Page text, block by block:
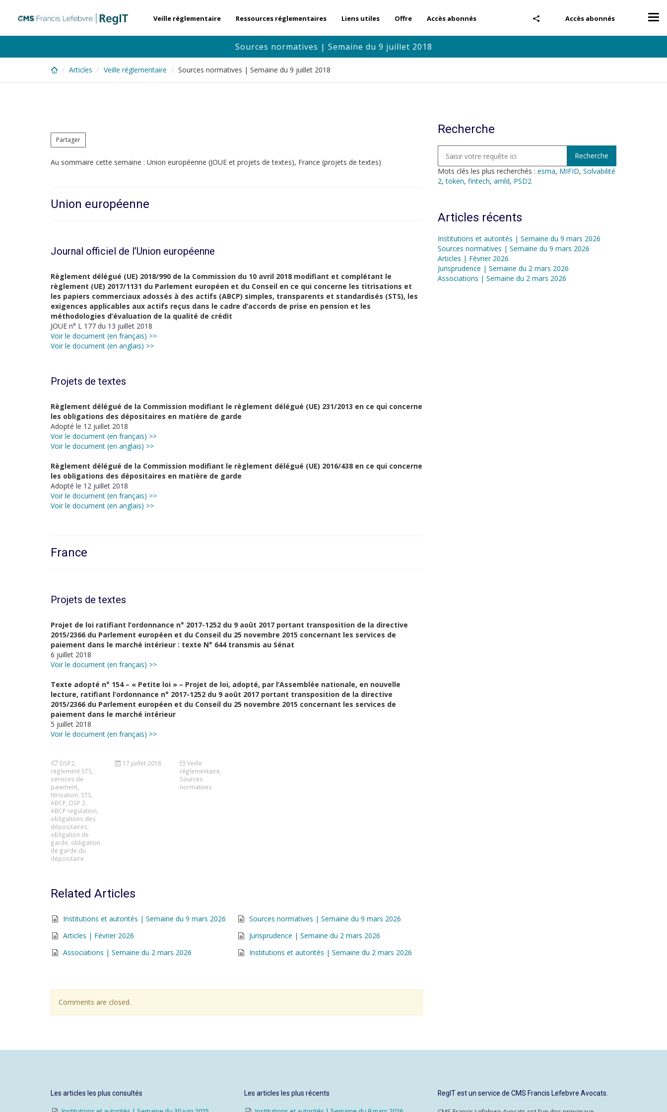
content
Accès abonnés
Veille réglementaire Ressources réglementaires Liens utiles Offre Accès abonnés
Sources normatives | Semaine du 9 juillet 2018
Articles Veille réglementaire Sources normatives | Semaine du 9 juillet 2018
Partager
Au sommaire cette semaine : Union européenne (JOUE et projets de textes), France (projets de textes)
Union européenne
Journal officiel de l’Union européenne
Règlement délégué (UE) 2018/990 de la Commission du 10 avril 2018 modifiant et complétant le
règlement (UE) 2017/1131 du Parlement européen et du Conseil en ce qui concerne les titrisations et
les papiers commerciaux adossés à des actifs (ABCP) simples, transparents et standardisés (STS), les
exigences applicables aux actifs reçus dans le cadre d’accords de prise en pension et les
méthodologies d’évaluation de la qualité de crédit
JOUE n° L 177 du 13 juillet 2018
Voir le document (en français) >>
Voir le document (en anglais) >>
Projets de textes
Règlement délégué de la Commission modifiant le règlement délégué (UE) 231/2013 en ce qui concerne
les obligations des dépositaires en matière de garde
Adopté le 12 juillet 2018
Voir le document (en français) >>
Voir le document (en anglais) >>
Règlement délégué de la Commission modifiant le règlement délégué (UE) 2016/438 en ce qui concerne
les obligations des dépositaires en matière de garde
Adopté le 12 juillet 2018
Voir le document (en français) >>
Voir le document (en anglais) >>
France
Projets de textes
Projet de loi ratifiant l’ordonnance n° 2017-1252 du 9 août 2017 portant transposition de la directive
2015/2366 du Parlement européen et du Conseil du 25 novembre 2015 concernant les services de
paiement dans le marché intérieur : texte N° 644 transmis au Sénat
6 juillet 2018
Voir le document (en français) >>
Texte adopté n° 154 – « Petite loi » – Projet de loi, adopté, par l’Assemblée nationale, en nouvelle
lecture, ratifiant l’ordonnance n° 2017-1252 du 9 août 2017 portant transposition de la directive
2015/2366 du Parlement européen et du Conseil du 25 novembre 2015 concernant les services de
paiement dans le marché intérieur
5 juillet 2018
Voir le document (en français) >>
DSP2
règlement STS
services de
paiement
titrisation STS
ABCP DSP 2
ABCP regulation
obligations des
dépositaires
obligation de
garde obligation
de garde du
dépositaire
17 juillet 2018
Veille
réglementaire
Sources
normatives
Related Articles
Institutions et autorités | Semaine du 9 mars 2026
Sources normatives | Semaine du 9 mars 2026
Articles | Février 2026
Jurisprudence | Semaine du 2 mars 2026
Associations | Semaine du 2 mars 2026
Institutions et autorités | Semaine du 2 mars 2026
Comments are closed.
Recherche
Mots clés les plus recherchés : esma, MIFID, Solvabilité
2,token, fintech, amld, PSD2
Articles récents
Institutions et autorités | Semaine du 9 mars 2026
Sources normatives | Semaine du 9 mars 2026
Articles | Février 2026
Jurisprudence | Semaine du 2 mars 2026
Associations | Semaine du 2 mars 2026
Les articles les plus consultés Les articles les plus récents RegIT est un service de CMS Francis Lefebvre Avocats.